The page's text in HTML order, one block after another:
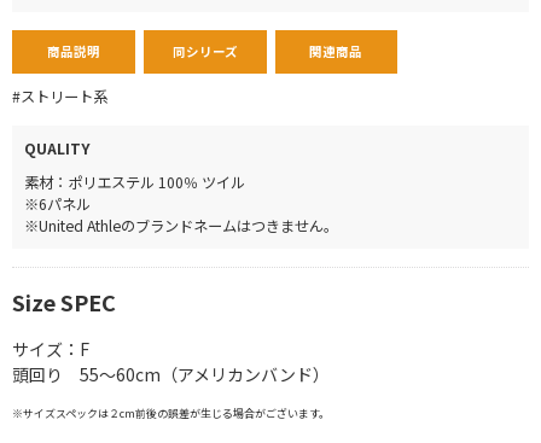
商品説明 同シリーズ 関連商品
#ストリート系
QUALITY
素材：ポリエステル 100％ ツイル
※6パネル
※United Athleのブランドネームはつきません。
Size SPEC
サイズ：F
頭回り 55～60cm（アメリカンバンド）
※サイズスペックは２cm前後の誤差が生じる場合がございます。